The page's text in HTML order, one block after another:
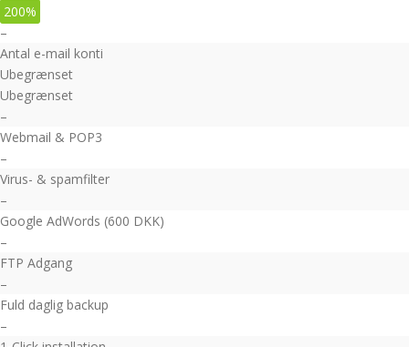
200%
–
Antal e-mail konti
Ubegrænset
Ubegrænset
–
Webmail & POP3
–
Virus- & spamfilter
–
Google AdWords (600 DKK)
–
FTP Adgang
–
Fuld daglig backup
–